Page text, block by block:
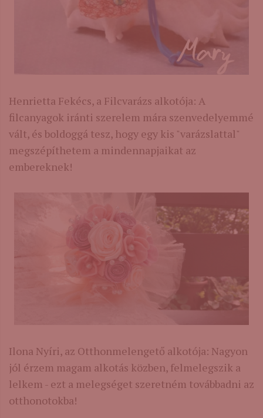
Henrietta Fekécs, a Filcvarázs alkotója: A
filcanyagok iránti szerelem mára szenvedelyemmé
vált, és boldoggá tesz, hogy egy kis "varázslattal"
megszépíthetem a mindennapjaikat az
embereknek!
Ilona Nyíri, az Otthonmelengető alkotója: Nagyon
jól érzem magam alkotás közben, felmelegszik a
lelkem - ezt a melegséget szeretném továbbadni az
otthonotokba!